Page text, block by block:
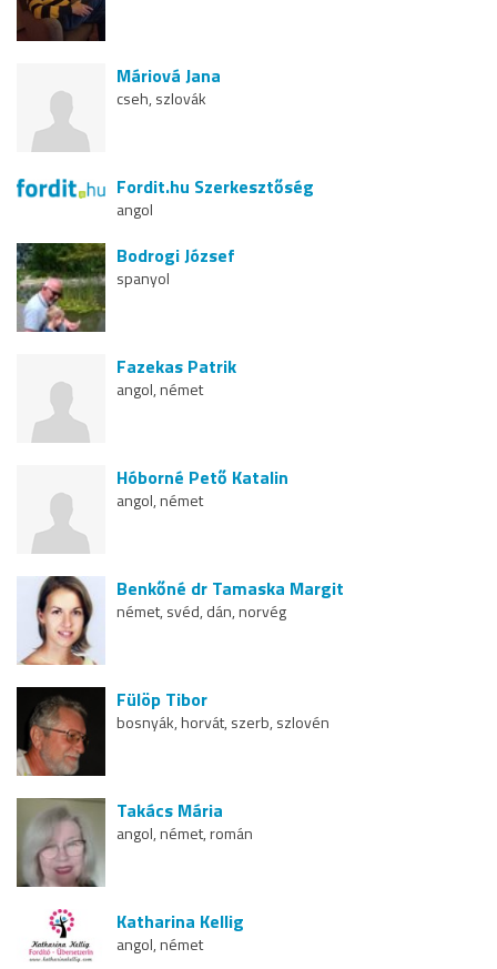
Máriová Jana
cseh, szlovák
Fordit.hu Szerkesztőség
angol
Bodrogi József
spanyol
Fazekas Patrik
angol, német
Hóborné Pető Katalin
angol, német
Benkőné dr Tamaska Margit
német, svéd, dán, norvég
Fülöp Tibor
bosnyák, horvát, szerb, szlovén
Takács Mária
angol, német, román
Katharina Kellig
angol, német